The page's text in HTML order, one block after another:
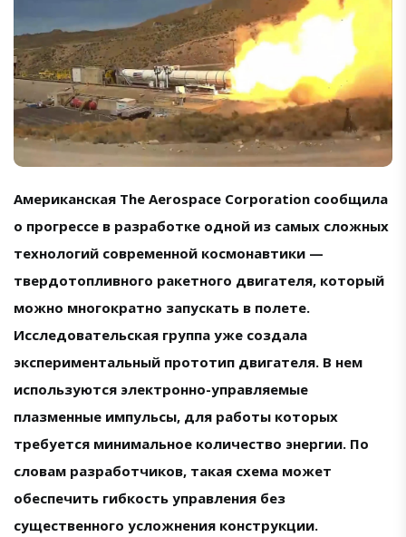
Американская The Aerospace Corporation сообщила
о прогрессе в разработке одной из самых сложных
технологий современной космонавтики —
твердотопливного ракетного двигателя, который
можно многократно запускать в полете.
Исследовательская группа уже создала
экспериментальный прототип двигателя. В нем
используются электронно-управляемые
плазменные импульсы, для работы которых
требуется минимальное количество энергии. По
словам разработчиков, такая схема может
обеспечить гибкость управления без
существенного усложнения конструкции.